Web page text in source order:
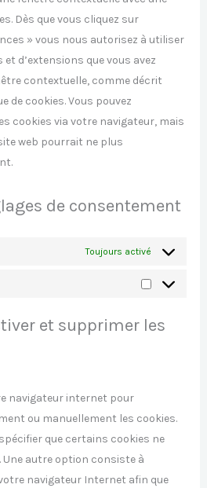
Dès que vous cliquez sur
» vous nous autorisez à utiliser
d’extensions que vous avez
contextuelle, comme décrit
de cookies. Vous pouvez
cookies via votre navigateur, mais
web pourrait ne plus
de consentement
Toujours activé
et supprimer les
navigateur internet pour
ou manuellement les cookies.
que certains cookies ne
autre option consiste à
navigateur Internet afin que